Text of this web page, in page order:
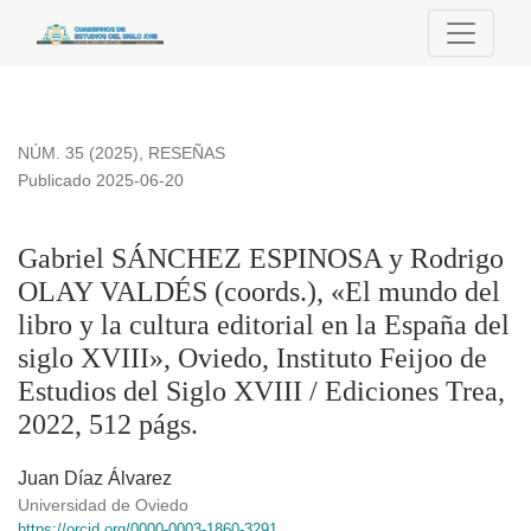
Gabriel SÁNCHEZ ESPINOSA y Rodrigo OLAY VALDÉS
NÚM. 35 (2025), RESEÑAS
Gabriel SÁNCHEZ ESPINOSA y Rodrigo
OLAY VALDÉS (coords.), «El mundo del
libro y la cultura editorial en la España del
siglo XVIII», Oviedo, Instituto Feijoo de
Estudios del Siglo XVIII / Ediciones Trea,
2022, 512 págs.
Publicado 2025-06-20
Juan Díaz Álvarez
Universidad de Oviedo